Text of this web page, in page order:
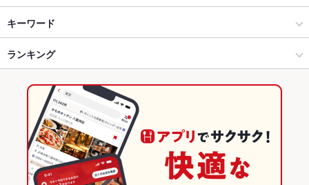
燕三条 × 居酒屋
燕三条 × 創作
燕三条駅 × 居酒屋
燕三条駅 × 創作
燕三条駅周辺 × 居酒屋
燕三条駅周辺 × 創作
新潟 × 居酒屋
新潟 × 創作
北三条駅
燕駅
燕三条駅
キーワード
手羽先 からあげ そば
ランキング
新潟のグルメランキング
新潟の居酒屋ランキング
燕三条のグルメランキング
燕三条の居酒屋ランキング